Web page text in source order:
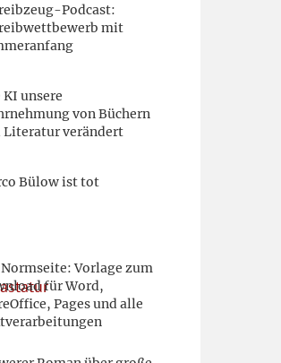
Podcast:
mit
KI unsere
von Büchern
Literatur verändert
Bülow ist tot
Vorlage zum
für Word,
Pages und alle